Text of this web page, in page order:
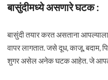
बासुंदीमध्ये असणारे घटक :
बासुंदी तयार करत असताना
वापर लागतात. जसे दूध, काजू, बदाम,
शुगर असेल अनेक घटक आहेत. जे